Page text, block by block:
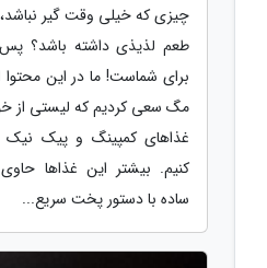
چیزی که خیلی وقت گیر
طعم لذیذی داشته باشد؟
برای شماست! ما در این محتوا
مگ سعی کردیم که لیستی از
غذاهای کمپینگ و پیک نیک
کنیم. بیشتر این غذاها حاوی
ساده با دستور پخت سریع...